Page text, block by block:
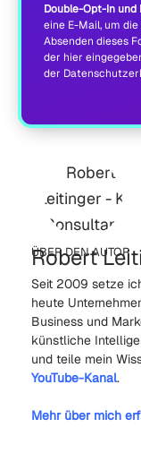
Double-Opt-In und
eine E-Mail, um
Absenden dieses
der hier
der
ÜBER DEN AUTOR
Robert
Seit 2009 setze
heute
Business und
künstliche
und teile mein
YouTube-Kanal.
Mehr über mich